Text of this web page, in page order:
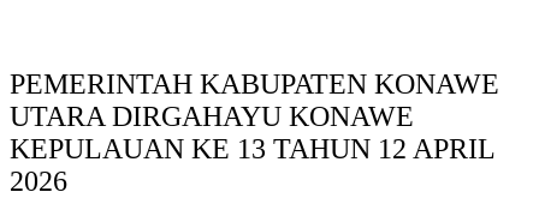
PEMERINTAH KABUPATEN KONAWE
UTARA DIRGAHAYU KONAWE
KEPULAUAN KE 13 TAHUN 12 APRIL
2026